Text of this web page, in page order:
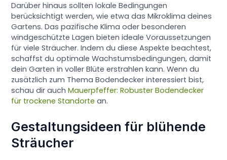
Darüber hinaus sollten lokale Bedingungen
berücksichtigt werden, wie etwa das Mikroklima deines
Gartens. Das pazifische Klima oder besonderen
windgeschützte Lagen bieten ideale Voraussetzungen
für viele Sträucher. Indem du diese Aspekte beachtest,
schaffst du optimale Wachstumsbedingungen, damit
dein Garten in voller Blüte erstrahlen kann. Wenn du
zusätzlich zum Thema Bodendecker interessiert bist,
schau dir auchMauerpfeffer: Robuster Bodendecker
für trockene Standorte an.
Gestaltungsideen für blühende
Sträucher